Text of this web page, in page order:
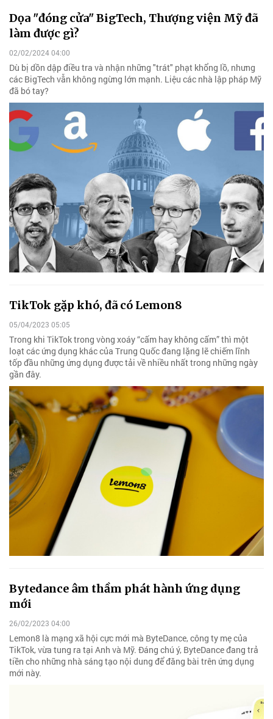
Dọa "đóng cửa" BigTech, Thượng viện Mỹ đã
làm được gì?
02/02/2024 04:00
Dù bị dồn dập điều tra và nhận những "trát" phạt khổng lồ, nhưng
các BigTech vẫn không ngừng lớn mạnh. Liệu các nhà lập pháp Mỹ
đã bó tay?
TikTok gặp khó, đã có Lemon8
05/04/2023 05:05
Trong khi TikTok trong vòng xoáy “cấm hay không cấm” thì một
loạt các ứng dụng khác của Trung Quốc đang lặng lẽ chiếm lĩnh
tốp đầu những ứng dụng được tải về nhiều nhất trong những ngày
gần đây.
Bytedance âm thầm phát hành ứng dụng
mới
26/02/2023 04:00
Lemon8 là mạng xã hội cực mới mà ByteDance, công ty mẹ của
TikTok, vừa tung ra tại Anh và Mỹ. Đáng chú ý, ByteDance đang trả
tiền cho những nhà sáng tạo nội dung để đăng bài trên ứng dụng
mới này.